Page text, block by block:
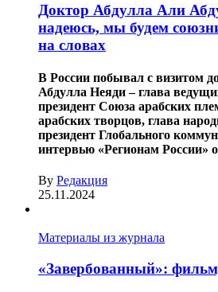
Доктор Абдулла Али
надеюсь, мы будем
на словах
В России побывал с визитом
Абдулла Неяди – глава
президент Союза арабских
арабских творцов, глава
президент Глобального
интервью «Регионам России»
By Редакция
25.11.2024
Материалы из журнала
«Завербованный»: